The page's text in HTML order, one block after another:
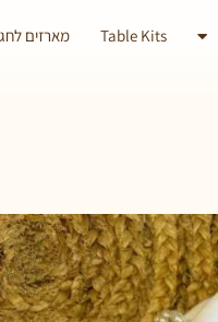
Table Kits מארזים לחג